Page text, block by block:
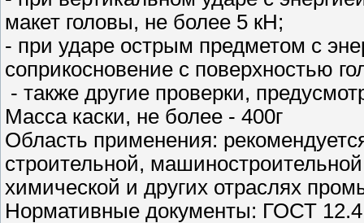
макет головы, не более 5 кН;
- при ударе острым предметом с
соприкосновение с поверхностью
- также другие проверки,
Масса каски, не более - 400г
Область применения:
строительной,
химической и других отраслях
Нормативные документы: ГОСТ